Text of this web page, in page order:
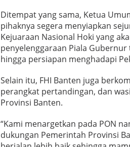
Ditempat yang sama, Ketua
pihaknya segera menyiapkan
Kejuaraan Nasional Hoki yang
penyelenggaraan Piala
hingga persiapan menghadapi
Selain itu, FHI Banten juga
perangkat pertandingan, dan
Provinsi Banten.
“Kami menargetkan pada PON
dukungan Pemerintah Provinsi